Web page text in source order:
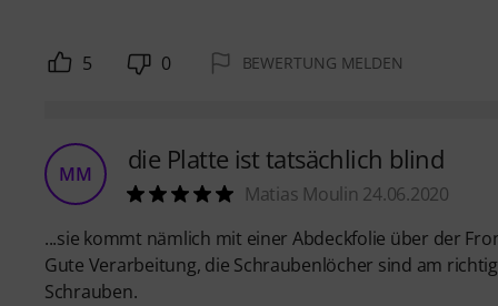
5 0 BEWERTUNG MELDEN
MM die Platte ist tatsächlich blind
Matias Moulin 24.06.2020
...sie kommt nämlich mit einer Abdeckfolie über der
Gute Verarbeitung, die Schraubenlöcher sind am
Schrauben.